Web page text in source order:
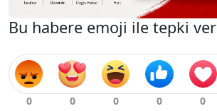
Bu habere emoji ile tepki ver